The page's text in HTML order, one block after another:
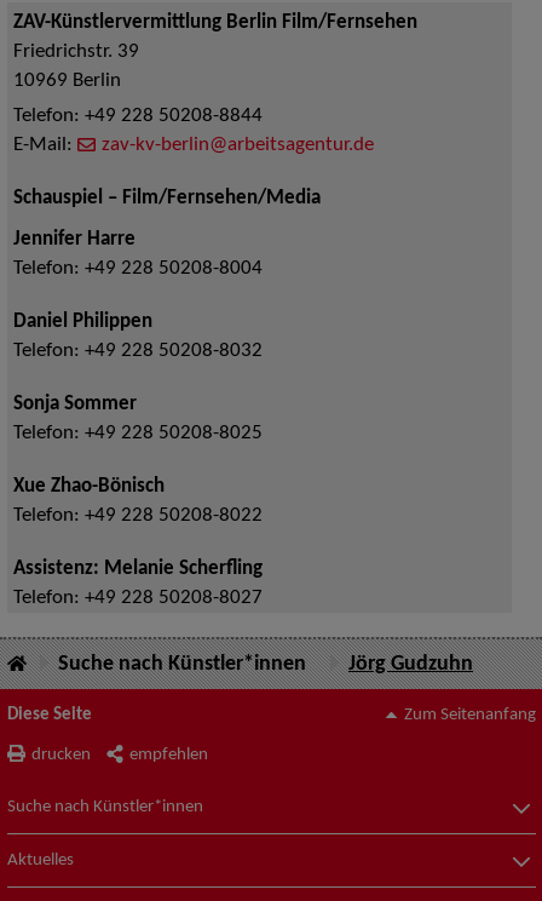
ZAV-Künstlervermittlung Berlin Film/Fernsehen
Friedrichstr. 39
10969 Berlin
Telefon: +49 228 50208-8844
E-Mail:
zav-kv-berlin@arbeitsagentur.de
Schauspiel – Film/Fernsehen/Media
Jennifer Harre
Telefon: +49 228 50208-8004
Daniel Philippen
Telefon: +49 228 50208-8032
Sonja Sommer
Telefon: +49 228 50208-8025
Xue Zhao-Bönisch
Telefon: +49 228 50208-8022
Assistenz: Melanie Scherfling
Telefon: +49 228 50208-8027
Suche nach Künstler*innen Jörg Gudzuhn
Diese Seite
drucken empfehlen
Zum Seitenanfang
Suche nach Künstler*innen
Aktuelles